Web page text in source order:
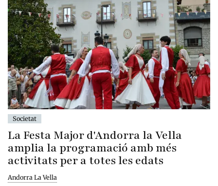
Societat
La Festa Major d'Andorra la Vella
amplia la programació amb més
activitats per a totes les edats
Andorra La Vella